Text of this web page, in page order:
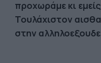
προχωράμε κι
Τουλάχιστον
στην